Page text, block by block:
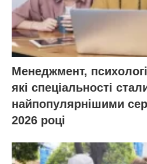
Менеджмент,
які спеціальності
найпопулярнішими
2026 році